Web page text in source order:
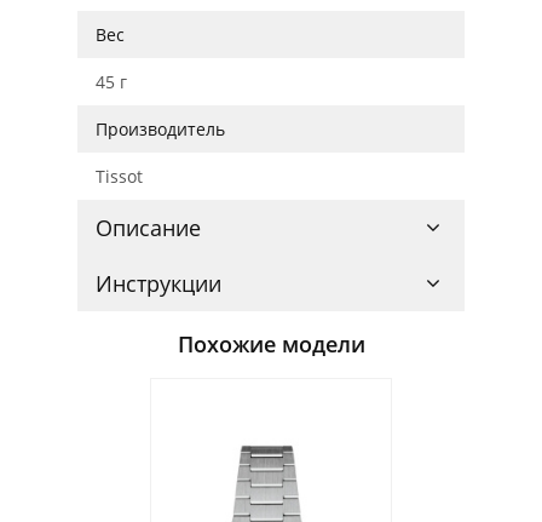
Вес
45 г
Производитель
Tissot
Описание
Инструкции
Похожие модели